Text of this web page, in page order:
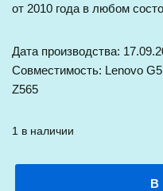
от 2010 года в любом
Дата производства:
Совместимость: Lenovo
Z565
1 в наличии
В